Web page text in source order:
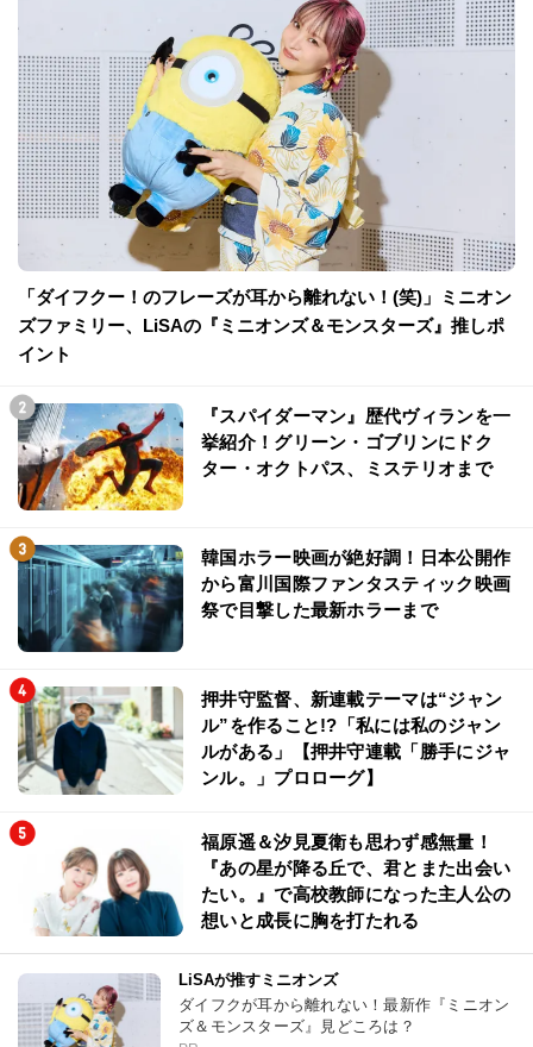
「ダイフクー！のフレーズが耳から離れない！(笑)」ミニオン
ズファミリー、LiSAの『ミニオンズ＆モンスターズ』推しポ
イント
『スパイダーマン』歴代ヴィランを一
挙紹介！グリーン・ゴブリンにドク
ター・オクトパス、ミステリオまで
韓国ホラー映画が絶好調！日本公開作
から富川国際ファンタスティック映画
祭で目撃した最新ホラーまで
押井守監督、新連載テーマは“ジャン
ル”を作ること!?「私には私のジャン
ルがある」【押井守連載「勝手にジャ
ンル。」プロローグ】
福原遥＆汐見夏衛も思わず感無量！
『あの星が降る丘で、君とまた出会い
たい。』で高校教師になった主人公の
想いと成長に胸を打たれる
LiSAが推すミニオンズ
ダイフクが耳から離れない！最新作『ミニオン
ズ＆モンスターズ』見どころは？